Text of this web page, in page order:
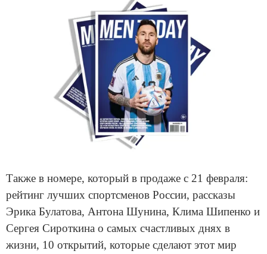
Также в номере, который в продаже с 21 февраля:
рейтинг лучших спортсменов России, рассказы
Эрика Булатова, Антона Шунина, Клима Шипенко и
Сергея Сироткина о самых счастливых днях в
жизни, 10 открытий, которые сделают этот мир